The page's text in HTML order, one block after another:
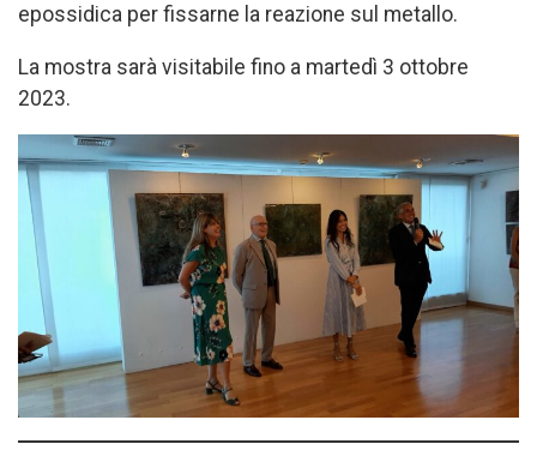
epossidica per fissarne la reazione sul metallo.
La mostra sarà visitabile fino a martedì 3 ottobre
2023.